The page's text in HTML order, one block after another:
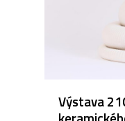
Výstava